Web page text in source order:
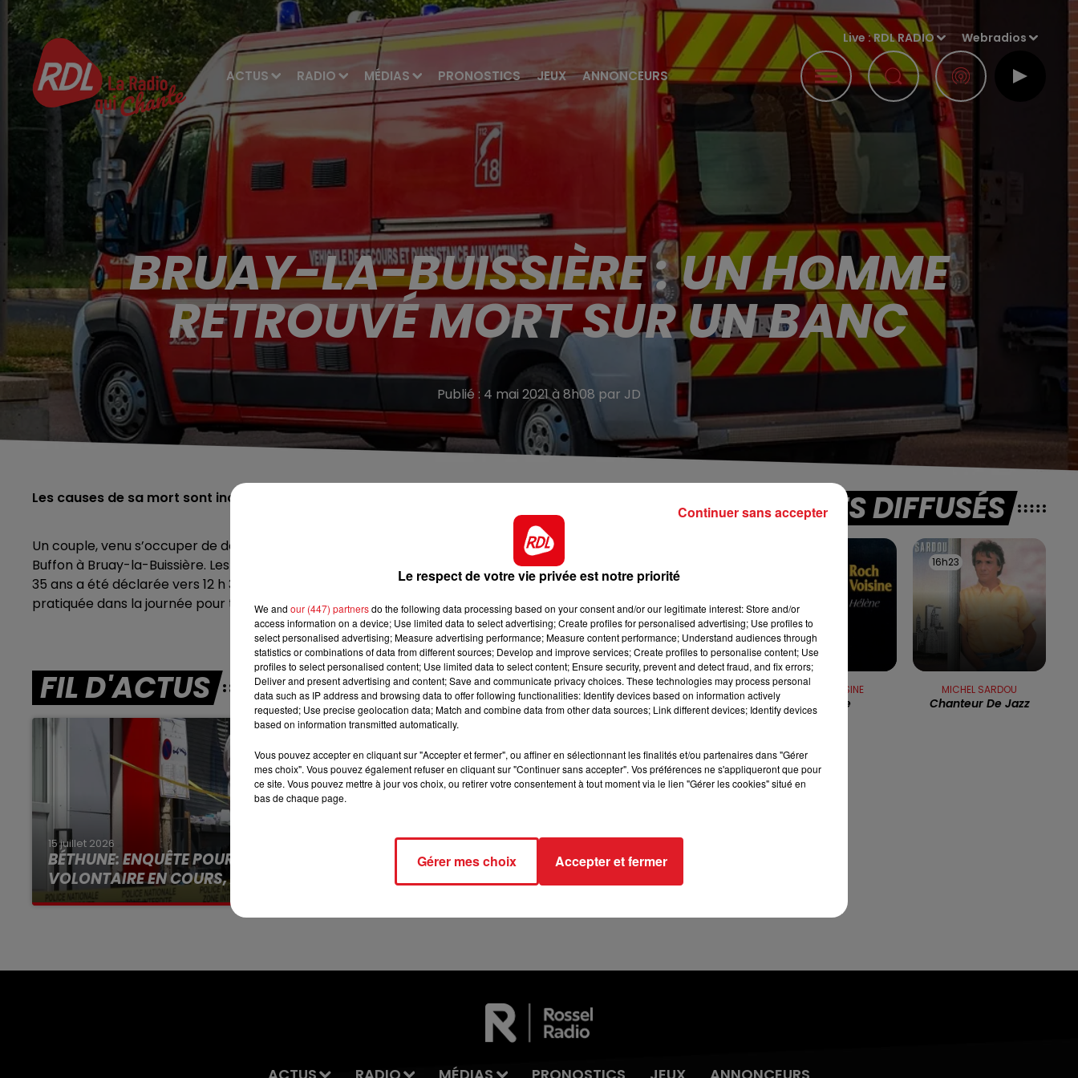
ACTUS RADIO MÉDIAS PRONOSTICS JEUX ANNONCEURS
Live :RDL RADIO Webradios
7h00 - 10h00
RDL WEEK-END
10h00 - 12h00
RDL WEEKEND RDL WEEK-END
BRUAY-LA-BUISSIÈRE : UN HOMME
RETROUVÉ MORT SUR UN BANC
Publié : 4 mai 2021 à 8h08 par JD
Les causes de sa mort sont inconnues pour l'instant.
Un couple, venu s’occuper de deux de leurs proches ce lundi, a vu un homme, avachi sur un banc au soleil rue
Buffon à Bruay-la-Buissière. Les pompiers venus lui porter secours n’ont rien pu faire. La mort de l’homme de
35 ans a été déclarée vers 12 h 30. Aucune trace ou blessure suspecte n’a été constatée. Une autopsie sera
pratiquée dans la journée pour tenter de déterminer les causes de la mort.
FIL D'ACTUS
15 juillet 2026
BÉTHUNE: ENQUÊTE POUR HOMICIDE
VOLONTAIRE EN COURS, APRÈS LA...
Selon les premiers éléments, le logement
13 juillet 2026
WINGLES: UN JEUNE PERD LA VIE, NOYÉ À
LA BASE DE LOISIRS
TITRES DIFFUSÉS
ROCH VOISINE
Hélène
16h23
16h23
MICHEL SARDOU
Chanteur De Jazz
Le respect de votre vie privée est notre priorité
We and our (447) partnersdo the following data processing based on your consent and/or our legitimate interest: Store and/or
access information on a device; Use limited data to select advertising; Create profiles for personalised advertising; Use profiles to
select personalised advertising; Measure advertising performance; Measure content performance; Understand audiences through
statistics or combinations of data from different sources; Develop and improve services; Create profiles to personalise content; Use
profiles to select personalised content; Use limited data to select content; Ensure security, prevent and detect fraud, and fix errors;
Deliver and present advertising and content; Save and communicate privacy choices. These technologies may process personal
data such as IP address and browsing data to offer following functionalities: Identify devices based on information actively
requested; Use precise geolocation data; Match and combine data from other data sources; Link different devices; Identify devices
based on information transmitted automatically.
Vous pouvez accepter en cliquant sur "Accepter et fermer", ou affiner en sélectionnant les finalités et/ou partenaires dans "Gérer
mes choix". Vous pouvez également refuser en cliquant sur "Continuer sans accepter". Vos préférences ne s'appliqueront que pour
ce site. Vous pouvez mettre à jour vos choix, ou retirer votre consentement à tout moment via le lien "Gérer les cookies" situé en
bas de chaque page.
Gérer mes choix Accepter et fermer
Continuer sans accepter